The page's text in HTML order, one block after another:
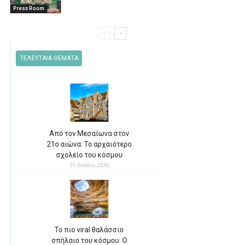
Press Room
ΤΕΛΕΥΤΑΙΑ ΘΕΜΑΤΑ
Από τον Μεσαίωνα στον
21ο αιώνα: Το αρχαιότερο
σχολείο του κόσμου
31 Ιουλίου 2026
Το πιο viral θαλάσσιο
σπήλαιο του κόσμου: Ο